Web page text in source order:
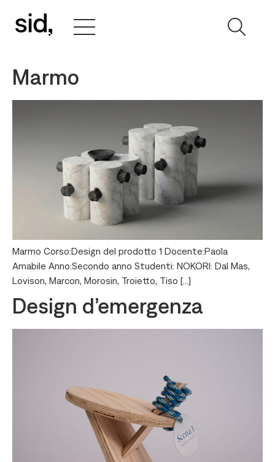
Marmo
Marmo Corso:Design del prodotto 1 Docente:Paola
Amabile Anno:Secondo anno Studenti: NOKORI: Dal Mas,
Lovison, Marcon, Morosin, Troietto, Tiso […]
Design d’emergenza